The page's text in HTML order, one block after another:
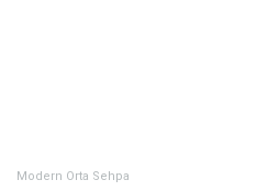
Modern Orta Sehpa